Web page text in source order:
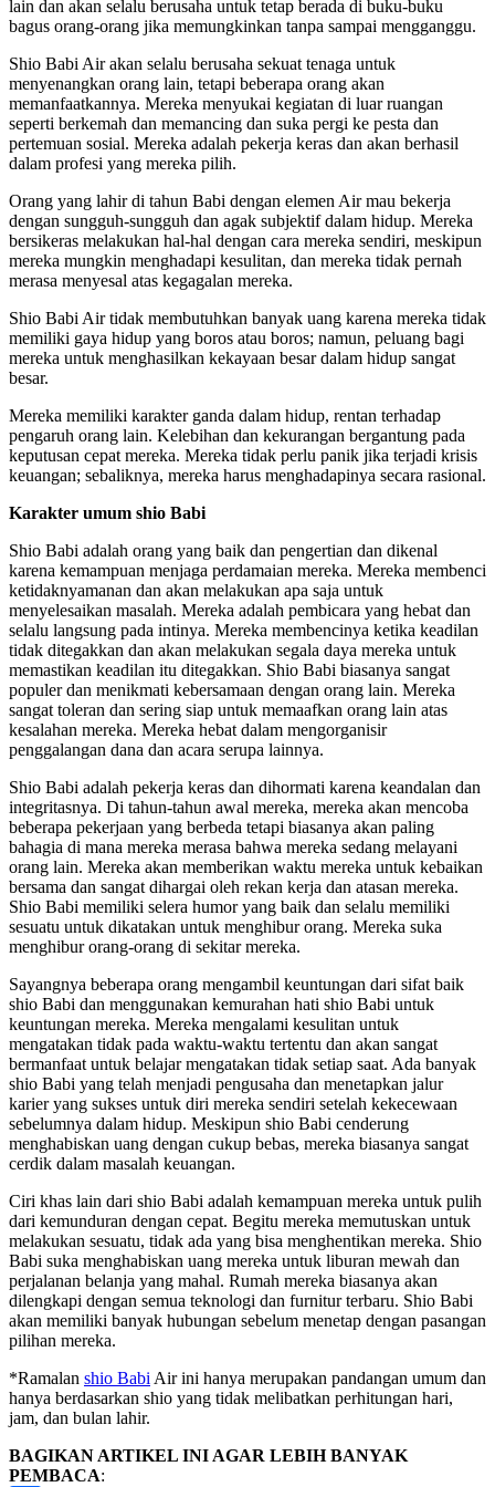
lain dan akan selalu berusaha untuk tetap berada di buku-buku
bagus orang-orang jika memungkinkan tanpa sampai mengganggu.
Shio Babi Air akan selalu berusaha sekuat tenaga untuk
menyenangkan orang lain, tetapi beberapa orang akan
memanfaatkannya. Mereka menyukai kegiatan di luar ruangan
seperti berkemah dan memancing dan suka pergi ke pesta dan
pertemuan sosial. Mereka adalah pekerja keras dan akan berhasil
dalam profesi yang mereka pilih.
Orang yang lahir di tahun Babi dengan elemen Air mau bekerja
dengan sungguh-sungguh dan agak subjektif dalam hidup. Mereka
bersikeras melakukan hal-hal dengan cara mereka sendiri, meskipun
mereka mungkin menghadapi kesulitan, dan mereka tidak pernah
merasa menyesal atas kegagalan mereka.
Shio Babi Air tidak membutuhkan banyak uang karena mereka tidak
memiliki gaya hidup yang boros atau boros; namun, peluang bagi
mereka untuk menghasilkan kekayaan besar dalam hidup sangat
besar.
Mereka memiliki karakter ganda dalam hidup, rentan terhadap
pengaruh orang lain. Kelebihan dan kekurangan bergantung pada
keputusan cepat mereka. Mereka tidak perlu panik jika terjadi krisis
keuangan; sebaliknya, mereka harus menghadapinya secara rasional.
Karakter umum shio Babi
Shio Babi adalah orang yang baik dan pengertian dan dikenal
karena kemampuan menjaga perdamaian mereka. Mereka membenci
ketidaknyamanan dan akan melakukan apa saja untuk
menyelesaikan masalah. Mereka adalah pembicara yang hebat dan
selalu langsung pada intinya. Mereka membencinya ketika keadilan
tidak ditegakkan dan akan melakukan segala daya mereka untuk
memastikan keadilan itu ditegakkan. Shio Babi biasanya sangat
populer dan menikmati kebersamaan dengan orang lain. Mereka
sangat toleran dan sering siap untuk memaafkan orang lain atas
kesalahan mereka. Mereka hebat dalam mengorganisir
penggalangan dana dan acara serupa lainnya.
Shio Babi adalah pekerja keras dan dihormati karena keandalan dan
integritasnya. Di tahun-tahun awal mereka, mereka akan mencoba
beberapa pekerjaan yang berbeda tetapi biasanya akan paling
bahagia di mana mereka merasa bahwa mereka sedang melayani
orang lain. Mereka akan memberikan waktu mereka untuk kebaikan
bersama dan sangat dihargai oleh rekan kerja dan atasan mereka.
Shio Babi memiliki selera humor yang baik dan selalu memiliki
sesuatu untuk dikatakan untuk menghibur orang. Mereka suka
menghibur orang-orang di sekitar mereka.
Sayangnya beberapa orang mengambil keuntungan dari sifat baik
shio Babi dan menggunakan kemurahan hati shio Babi untuk
keuntungan mereka. Mereka mengalami kesulitan untuk
mengatakan tidak pada waktu-waktu tertentu dan akan sangat
bermanfaat untuk belajar mengatakan tidak setiap saat. Ada banyak
shio Babi yang telah menjadi pengusaha dan menetapkan jalur
karier yang sukses untuk diri mereka sendiri setelah kekecewaan
sebelumnya dalam hidup. Meskipun shio Babi cenderung
menghabiskan uang dengan cukup bebas, mereka biasanya sangat
cerdik dalam masalah keuangan.
Ciri khas lain dari shio Babi adalah kemampuan mereka untuk pulih
dari kemunduran dengan cepat. Begitu mereka memutuskan untuk
melakukan sesuatu, tidak ada yang bisa menghentikan mereka. Shio
Babi suka menghabiskan uang mereka untuk liburan mewah dan
perjalanan belanja yang mahal. Rumah mereka biasanya akan
dilengkapi dengan semua teknologi dan furnitur terbaru. Shio Babi
akan memiliki banyak hubungan sebelum menetap dengan pasangan
pilihan mereka.
*Ramalan shio Babi Air ini hanya merupakan pandangan umum dan
hanya berdasarkan shio yang tidak melibatkan perhitungan hari,
jam, dan bulan lahir.
BAGIKAN ARTIKEL INI AGAR LEBIH BANYAK
PEMBACA: